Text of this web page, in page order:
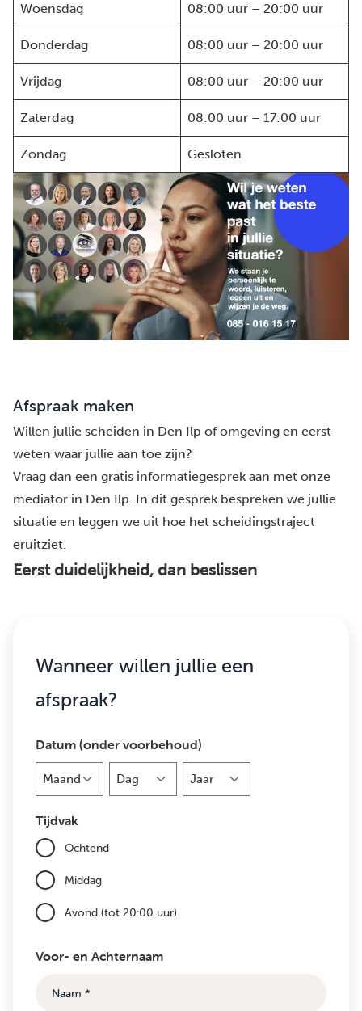
Woensdag 08:00 uur – 20:00 uur
Donderdag 08:00 uur – 20:00 uur
Vrijdag 08:00 uur – 20:00 uur
Zaterdag 08:00 uur – 17:00 uur
Zondag Gesloten
Afspraak maken
Willen jullie scheiden in Den Ilp of omgeving en eerst
weten waar jullie aan toe zijn?
Vraag dan een gratis informatiegesprek aan met onze
mediator in Den Ilp. In dit gesprek bespreken we jullie
situatie en leggen we uit hoe het scheidingstraject
eruitziet.
Eerst duidelijkheid, dan beslissen
Wanneer willen jullie een
afspraak?
Datum (onder voorbehoud)
Tijdvak
Ochtend
Middag
Avond (tot 20:00 uur)
Voor- en Achternaam